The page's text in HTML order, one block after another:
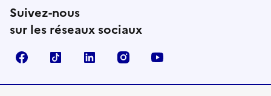
Suivez-nous
sur les réseaux sociaux
FacebookTikTok LinkedIn Instagram